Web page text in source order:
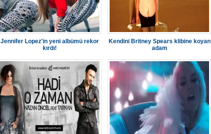
Jennifer Lopez'in yeni albümü rekor
kırdı!
Kendini Britney Spears klibine koyan
adam